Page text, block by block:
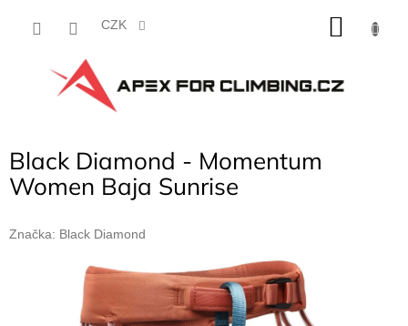
CZK
Black Diamond - Momentum
Women Baja Sunrise
Značka: Black Diamond